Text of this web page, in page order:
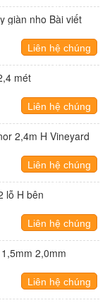
tôi
giàn nho Bài viết
Liên hệ chúng
tôi
mét
Liên hệ chúng
tôi
2,4m H Vineyard
Liên hệ chúng
tôi
lỗ H bên
Liên hệ chúng
tôi
2,0mm
Liên hệ chúng
tôi